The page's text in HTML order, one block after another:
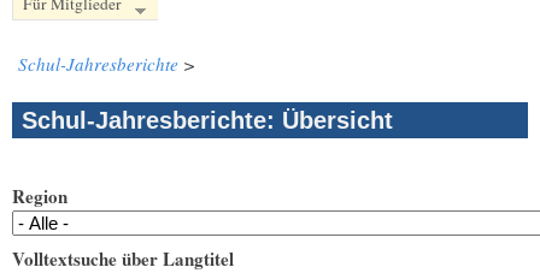
Schul-Jahresberichte >
Schul-Jahresberichte: Übersicht
Region
Volltextsuche über Langtitel